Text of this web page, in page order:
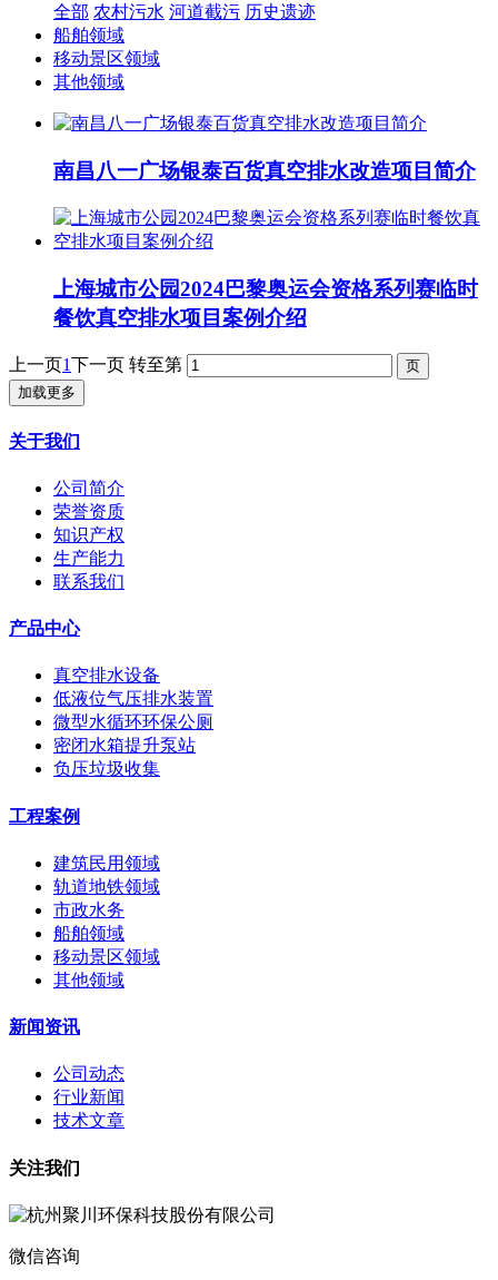
全部 农村污水 河道截污 历史遗迹
船舶领域
移动景区领域
其他领域
南昌八一广场银泰百货真空排水改造项目简介
上海城市公园2024巴黎奥运会资格系列赛临时
餐饮真空排水项目案例介绍
上一页1下一页 转至第
加载更多
关于我们
公司简介
荣誉资质
知识产权
生产能力
联系我们
产品中心
真空排水设备
低液位气压排水装置
微型水循环环保公厕
密闭水箱提升泵站
负压垃圾收集
工程案例
建筑民用领域
轨道地铁领域
市政水务
船舶领域
移动景区领域
其他领域
新闻资讯
公司动态
行业新闻
技术文章
关注我们
微信咨询